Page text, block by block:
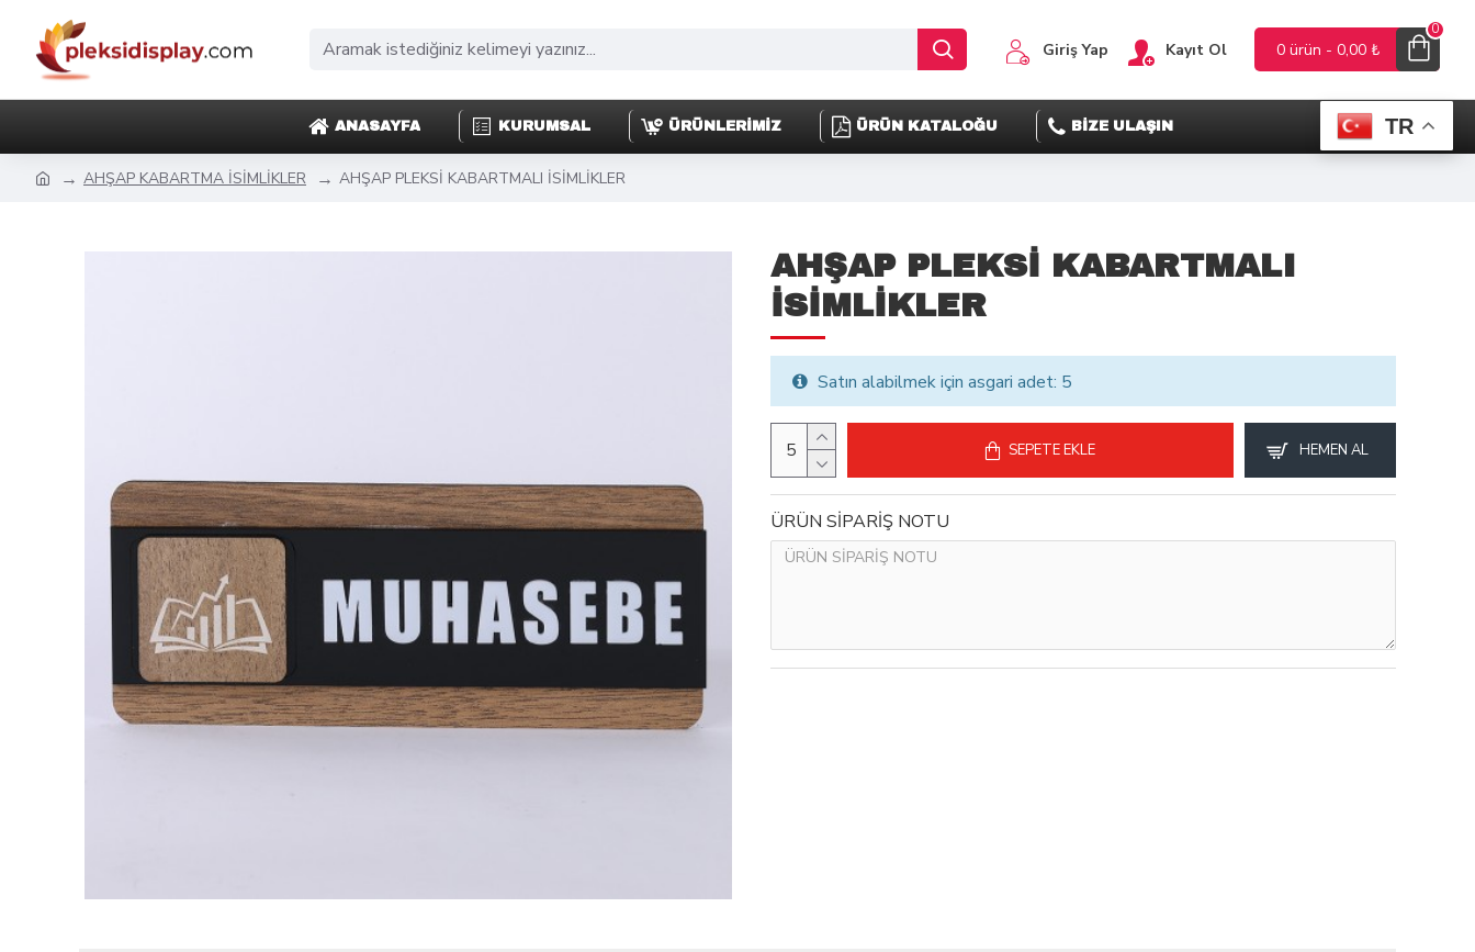
TR
Giriş Yap Kayıt Ol 0 ürün - 0,00 ₺
0
ANASAYFA KURUMSAL ÜRÜNLERİMİZ ÜRÜN KATALOĞU BİZE ULAŞIN
AHŞAP KABARTMA İSİMLİKLER AHŞAP PLEKSİ KABARTMALI İSİMLİKLER
AHŞAP PLEKSİ KABARTMALI
İSİMLİKLER
ÜRÜN SİPARİŞ NOTU
SEPETE EKLE HEMEN AL
Satın alabilmek için asgari adet: 5